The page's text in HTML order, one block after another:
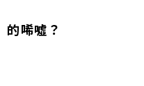
唏噓？